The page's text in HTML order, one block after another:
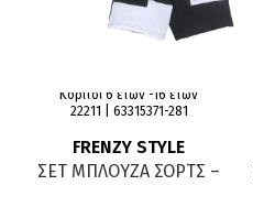
Κορίτσι 6 ετών -16 ετών
22211 | 63315371-281
FRENZY STYLE
ΣΕΤ ΜΠΛΟΥΖΑ ΣΟΡΤΣ –